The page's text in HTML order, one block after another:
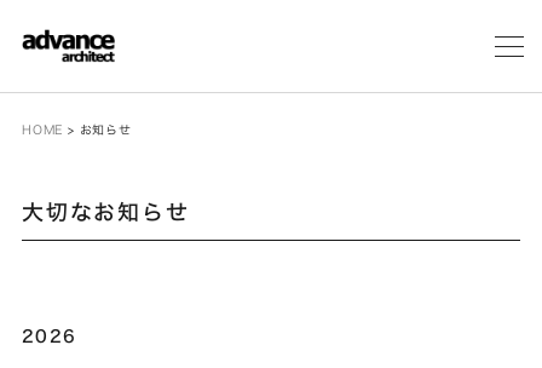
メ
HOME > お知らせ
大切なお知らせ
2026